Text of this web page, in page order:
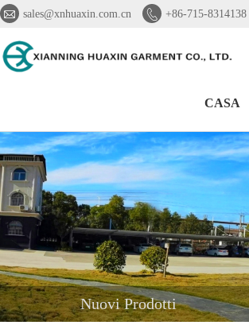
 sales@xnhuaxin.com.cn  +86-715-8314138
CASA
Nuovi Prodotti